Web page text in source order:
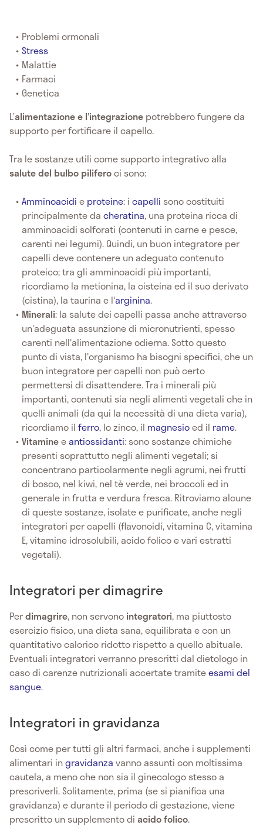
Problemi ormonali
Stress
Malattie
Farmaci
Genetica
L’alimentazione e l’integrazione potrebbero fungere da
supporto per fortificare il capello.
Tra le sostanze utili come supporto integrativo alla
salute del bulbo piliferoci sono:
Amminoacidi e proteine: icapelli sono costituiti
principalmente dacheratina, una proteina ricca di
amminoacidi solforati (contenuti in carne e pesce,
carenti nei legumi). Quindi, un buon integratore per
capelli deve contenere un adeguato contenuto
proteico; tra gli amminoacidi più importanti,
ricordiamo la metionina, la cisteina ed il suo derivato
(cistina), la taurina e l'arginina.
Minerali: la salute dei capelli passa anche attraverso
un'adeguata assunzione di micronutrienti, spesso
carenti nell'alimentazione odierna. Sotto questo
punto di vista, l'organismo ha bisogni specifici, che un
buon integratore per capelli non può certo
permettersi di disattendere. Tra i minerali più
importanti, contenuti sia negli alimenti vegetali che in
quelli animali (da qui la necessità di una dieta varia),
ricordiamo ilferro, lo zinco, il magnesioed il rame.
Vitamineeantiossidanti: sono sostanze chimiche
presenti soprattutto negli alimenti vegetali; si
concentrano particolarmente negli agrumi, nei frutti
di bosco, nel kiwi, nel tè verde, nei broccoli ed in
generale in frutta e verdura fresca. Ritroviamo alcune
di queste sostanze, isolate e purificate, anche negli
integratori per capelli (flavonoidi, vitamina C, vitamina
E, vitamine idrosolubili, acido folico e vari estratti
vegetali).
Integratori per dimagrire
Perdimagrire, non servono integratori, ma piuttosto
esercizio fisico, una dieta sana, equilibrata e con un
quantitativo calorico ridotto rispetto a quello abituale.
Eventuali integratori verranno prescritti dal dietologo in
caso di carenze nutrizionali accertate tramiteesami del
sangue.
Integratori in gravidanza
Così come per tutti gli altri farmaci, anche i supplementi
alimentari ingravidanza vanno assunti con moltissima
cautela, a meno che non sia il ginecologo stesso a
prescriverli. Solitamente, prima (se si pianifica una
gravidanza) e durante il periodo di gestazione, viene
prescritto un supplemento di acido folico.